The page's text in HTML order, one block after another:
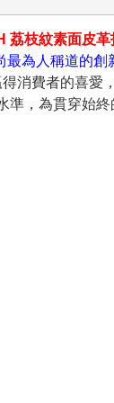
荔枝紋素面皮革
為人稱道的創
消費者的喜愛
準，為貫穿始終